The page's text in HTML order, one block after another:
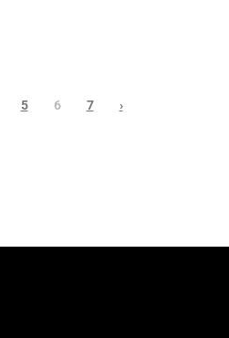
5 6 7 ›